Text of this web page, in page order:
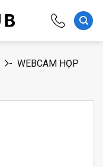
- WEBCAM HỌP